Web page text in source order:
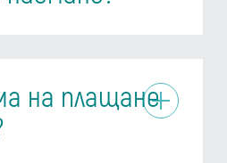
на плащане